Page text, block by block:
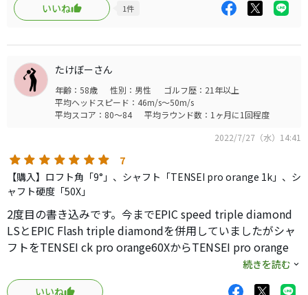
いいね 1件
たけぼーさん
年齢：58歳 性別：男性
ゴルフ歴：21年以上
平均ヘッドスピード：46m/s～50m/s
平均スコア：80～84
平均ラウンド数：1ヶ月に1回程度
2022/7/27（水）14:41
7
【購入】ロフト角「9°」、シャフト「TENSEI pro orange 1k」、シ
ャフト硬度「50X」
2度目の書き込みです。今までEPIC speed triple diamond
LSとEPIC Flash triple diamondを併用していましたがシャ
フトをTENSEI ck pro orange60XからTENSEI pro orange
1k 50Xに変更したところ、EPIC speedのほうが飛距離、方
向性もアップしました。(5ヤードほど飛距離アップ)EPIC
続きを読む
いいね